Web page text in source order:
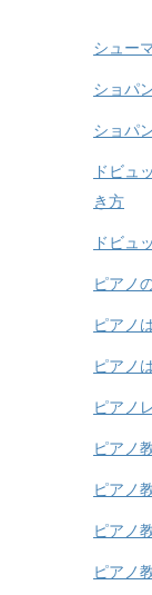
シュー
ショパ
ショパ
ドビュ
き方
ドビュ
ピアノ
ピアノ
ピアノ
ピアノ
ピアノ
ピアノ
ピアノ
ピアノ